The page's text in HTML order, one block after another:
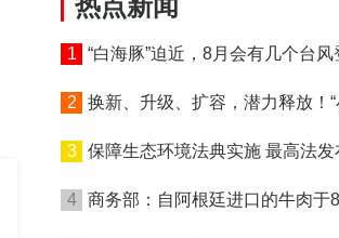
热点新闻
1 “白海豚”迫近，8月会有几个台风
2
换新、升级、扩容，潜力释放！“
3
保障生态环境法典实施 最高法发
4
商务部：自阿根廷进口的牛肉于